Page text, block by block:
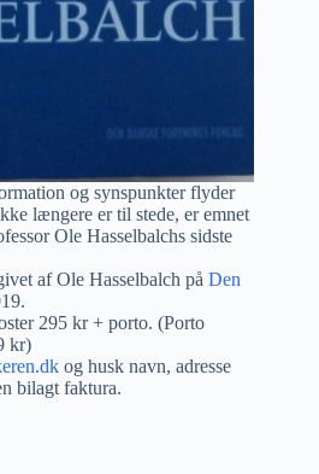
og synspunkter flyder
længere er til stede, er emnet
Ole Hasselbalchs sidste
af Ole Hasselbalch på Den
295 kr + porto. (Porto
kr)
og husk navn, adresse
bilagt faktura.